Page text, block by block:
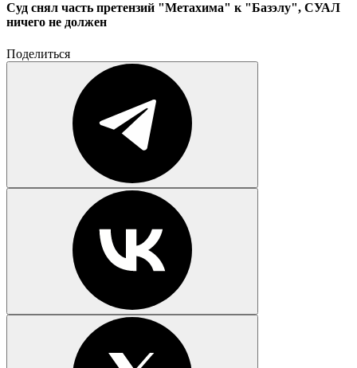
Суд снял часть претензий "Метахима" к "Базэлу", СУАЛ
ничего не должен
Поделиться